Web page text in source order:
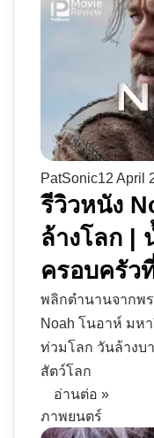
PatSonic12 April
รีวิวหนัง
ล้างโลก |
ครอบครัว
พลิกตำนานจากพ
Noah โนอาห์ มห
ท่วมโลก วันล้างบ
สัตว์โลก
อ่านต่อ »
ภาพยนตร์